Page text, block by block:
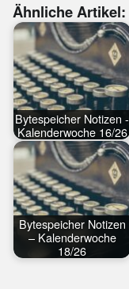
Ähnliche Artikel:
Bytespeicher Notizen -
Kalenderwoche 16/26
Bytespeicher Notizen
– Kalenderwoche
18/26